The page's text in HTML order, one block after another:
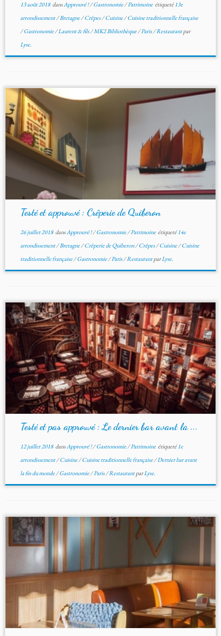
13 août 2018dansApprouvé !/Gastronomie/Patrimoine étiqueté13e
arrondissement/Bretagne/Crêpes/Cuisine/Cuisine traditionnelle française
/Gastronomie/Laurent & fils/MK2 Bibliothèque/Paris/Restaurantpar
Lyse.
Testé et approuvé : Crêperie de Quiberon
26 juillet 2018dansApprouvé !/Gastronomie/Patrimoine étiqueté14e
arrondissement/Bretagne/Crêperie de Quiberon/Crêpes/Cuisine/Cuisine
traditionnelle française/Gastronomie/Paris/RestaurantparLyse.
Testé et pas approuvé : Le dernier bar avant la ...
12 juillet 2018dansApprouvé !/Gastronomie/Patrimoine étiqueté1e
arrondissement/Cuisine/Cuisine traditionnelle française/Dernier bar avant
la fin du monde/Gastronomie/Paris/RestaurantparLyse.